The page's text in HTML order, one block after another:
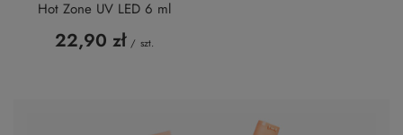
Hot Zone UV LED 6 ml
22,90 zł / szt.